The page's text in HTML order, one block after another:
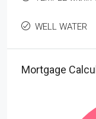
WELL WATER
Mortgage